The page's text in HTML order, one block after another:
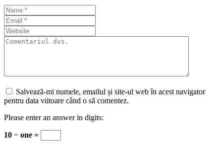
Salvează-mi numele, emailul și site-ul web în acest navigator
pentru data viitoare când o să comentez.
Please enter an answer in digits:
10 − one =